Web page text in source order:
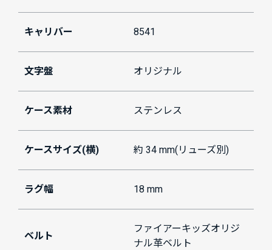
キャリバー 8541
文字盤 オリジナル
ケース素材 ステンレス
ケースサイズ(横) 約 34 mm(リューズ別)
ラグ幅 18 mm
ベルト
ファイアーキッズオリジ
ナル革ベルト